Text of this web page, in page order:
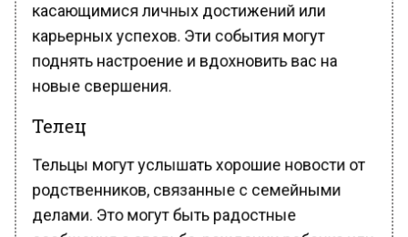
карьерных успехов. Эти события могут
поднять настроение и вдохновить вас на
новые свершения.
Телец
Тельцы могут услышать хорошие новости от
родственников, связанные с семейными
делами. Это могут быть радостные